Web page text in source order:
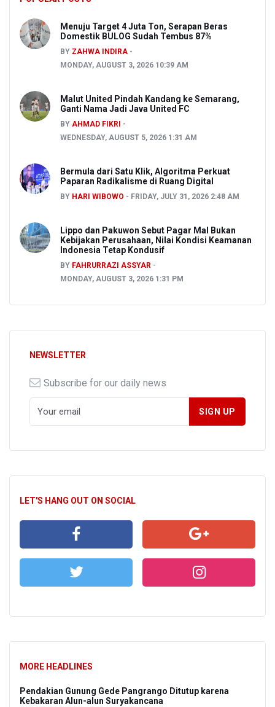
Menuju Target 4 Juta Ton, Serapan Beras
Domestik BULOG Sudah Tembus 87%
BY ZAHWA INDIRA
MONDAY, AUGUST 3, 2026 10:39 AM
Malut United Pindah Kandang ke Semarang,
Ganti Nama Jadi Java United FC
BY AHMAD FIKRI
WEDNESDAY, AUGUST 5, 2026 1:31 AM
Bermula dari Satu Klik, Algoritma Perkuat
Paparan Radikalisme di Ruang Digital
BY HARI WIBOWO FRIDAY, JULY 31, 2026 2:48 AM
Lippo dan Pakuwon Sebut Pagar Mal Bukan
Kebijakan Perusahaan, Nilai Kondisi Keamanan
Indonesia Tetap Kondusif
BY FAHRURRAZI ASSYAR
MONDAY, AUGUST 3, 2026 1:31 PM
NEWSLETTER
Subscribe for our daily news
LET'S HANG OUT ON SOCIAL
MORE HEADLINES
Pendakian Gunung Gede Pangrango Ditutup karena
Kebakaran Alun-alun Suryakancana